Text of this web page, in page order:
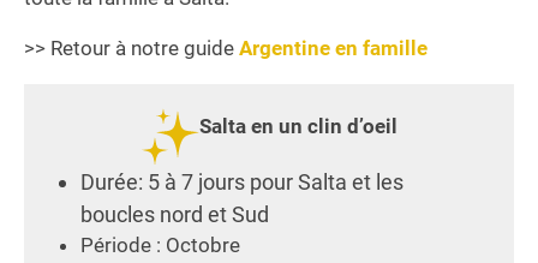
>> Retour à notre guide Argentine en famille
Salta en un clin d’oeil
Durée: 5 à 7 jours pour Salta et les
boucles nord et Sud
Période : Octobre